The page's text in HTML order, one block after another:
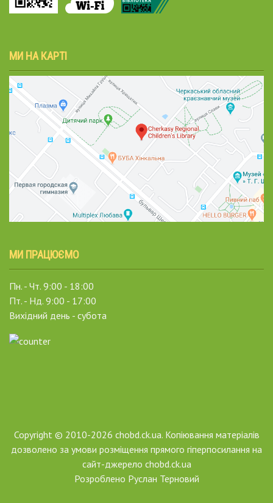
МИ НА КАРТІ
МИ ПРАЦЮЄМО
Пн. - Чт. 9:00 - 18:00
Пт. - Нд. 9:00 - 17:00
Вихідний день - субота
Copyright © 2010-2026 chobd.ck.ua. Копіювання матеріалів
дозволено за умови розміщення прямого гіперпосилання на
сайт-джерело chobd.ck.ua
Розроблено Руслан Терновий